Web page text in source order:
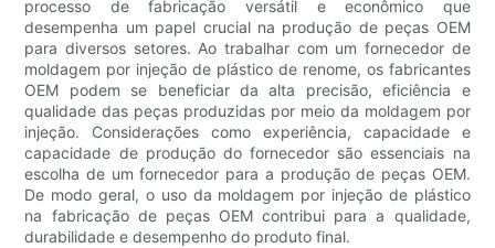
processo de fabricação versátil e econômico que
desempenha um papel crucial na produção de peças OEM
para diversos setores. Ao trabalhar com um fornecedor de
moldagem por injeção de plástico de renome, os fabricantes
OEM podem se beneficiar da alta precisão, eficiência e
qualidade das peças produzidas por meio da moldagem por
injeção. Considerações como experiência, capacidade e
capacidade de produção do fornecedor são essenciais na
escolha de um fornecedor para a produção de peças OEM.
De modo geral, o uso da moldagem por injeção de plástico
na fabricação de peças OEM contribui para a qualidade,
durabilidade e desempenho do produto final.